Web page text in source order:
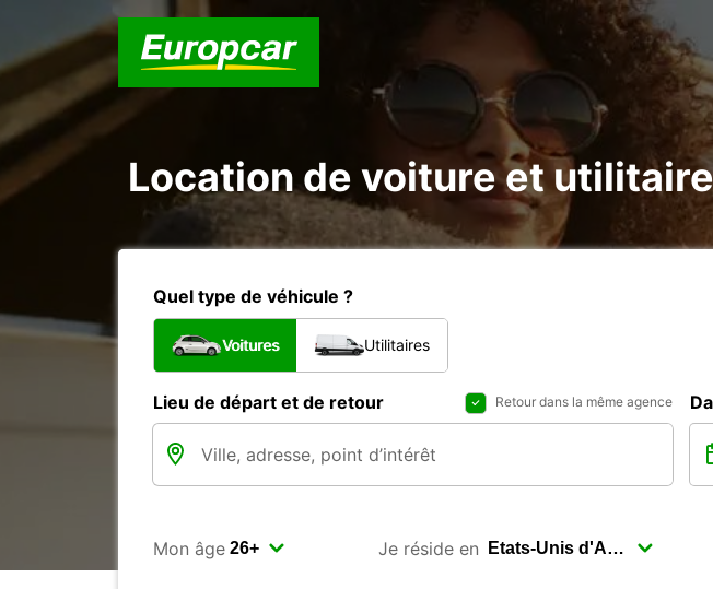
Location de voiture et utilitaire
Quel type de véhicule ?
Voitures Utilitaires
Lieu de départ et de retour Retour dans la même agence
Mon âge Je réside en